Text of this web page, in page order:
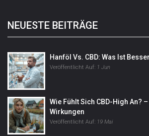
NEUESTE BEITRÄGE
Hanföl Vs. CBD: Was Ist
Veröffentlicht Auf: 1 Jun
Wie Fühlt Sich CBD-High An?
Wirkungen
Veröffentlicht Auf: 19 Mai